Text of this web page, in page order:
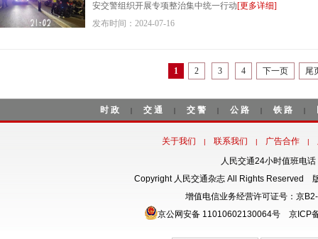
安交警组织开展专项整治集中统一行动[更多详细]
发布时间：2024-07-16
1 2 3 4 下一页 尾
时政 交通 交警 公路 铁路
关于我们 联系我们 广告合作
人民交通24小时值班电
Copyright 人民交通杂志 All Rights Reserved
增值电信业务经营许可证号：京
京公网安备 11010602130064号
京ICP